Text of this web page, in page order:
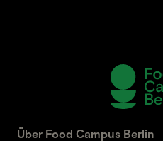
Über Food Campus Berlin